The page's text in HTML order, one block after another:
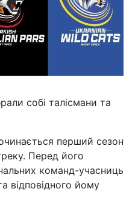
собі талісмани та
перший сезон
Перед його
команд-учасниць
відповідного йому